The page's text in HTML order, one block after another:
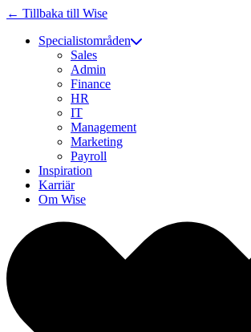
← Tillbaka till Wise
Specialistområden
Sales
Admin
Finance
HR
IT
Management
Marketing
Payroll
Inspiration
Karriär
Om Wise